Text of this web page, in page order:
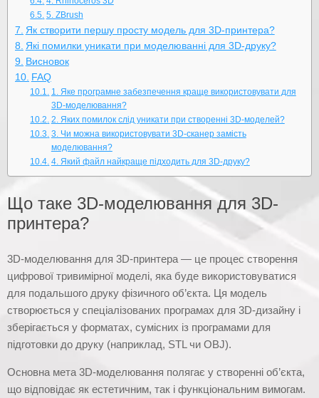
5. ZBrush
Як створити першу просту модель для 3D-принтера?
Які помилки уникати при моделюванні для 3D-друку?
Висновок
FAQ
1. Яке програмне забезпечення краще використовувати для
3D-моделювання?
2. Яких помилок слід уникати при створенні 3D-моделей?
3. Чи можна використовувати 3D-сканер замість
моделювання?
4. Який файл найкраще підходить для 3D-друку?
Що таке 3D-моделювання для 3D-
принтера?
3D-моделювання для 3D-принтера — це процес створення
цифрової тривимірної моделі, яка буде використовуватися
для подальшого друку фізичного об’єкта. Ця модель
створюється у спеціалізованих програмах для 3D-дизайну і
зберігається у форматах, сумісних із програмами для
підготовки до друку (наприклад, STL чи OBJ).
Основна мета 3D-моделювання полягає у створенні об’єкта,
що відповідає як естетичним, так і функціональним вимогам.